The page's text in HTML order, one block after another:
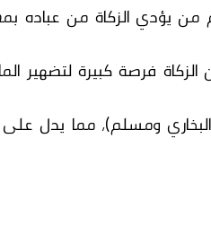
من يؤدي الزكاة من عباده
الزكاة فرصة كبيرة لتضهير
ومسلم)، مما يدل